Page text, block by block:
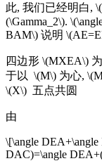
此, 我们已经明白,
(\Gamma_2\).
BAM\) 说明
四边形 \(MXEA\)
于以 \(M\) 为心,
\(X\) 五点共圆
由
\[\angle
DAC)=\angle